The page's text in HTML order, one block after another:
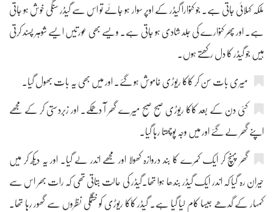
ملکہ کہلائی جاتی ہے۔ جو کنوارا گیڈر کے اوپر سوار ہو جائے تو اس سے گیڈر سنگی خوش ہو جاتی
ہے۔ اور پھر کنوارے کی جلد شادی ہو جاتی ہے۔ ویسے بھی عورتیں ایسے شوہر پسند کرتی
ہیں جو گیڈر کا دل رکھتے ہوں۔
میری بات سن کر کاکا ریوڑی خاموش ہو گئے۔ اور میں بھی یہ بات بھول گیا۔
کئی دن کے بعد کاکا ریوڑی صبح صبح میرے گھر آ دھمکے۔ اور زبردستی کر کے مجھے
اپنے گھر لے گئے اور میں وجہ پوچھتا رہا گیا۔
گھر پہنچ کر ایک کمرے کا بند دروازہ کھولا اور مجھے اندر لے گیا۔ اور یہ دیکھ کر میں
حیران رہ گیا کہ اندر ایک گیڈر بندھا ہوا تھا۔گیڈر کی حالت بتاتی تھی کہ رات بھر اس سے
کمہار کے گدھے جیسا کام لیا گیا ہے۔ گیڈر کاکا ریوڑی کو خشمگی نظروں سے گھور رہا تھا۔